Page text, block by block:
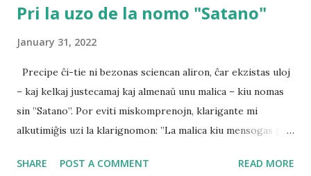
Pri la uzo de la nomo "Satano"
January 31, 2022
Precipe ĉi-tie ni bezonas sciencan aliron, ĉar ekzistas uloj
– kaj kelkaj justecamaj kaj almenaŭ unu malica – kiu nomas
sin ”Satano”. Por eviti miskomprenojn, klarigante mi
alkutimiĝis uzi la klarignomon: ”La malica kiu mensogas pri
diabloj (inklude la malica ”Satano”) La ne-scio ĉi-kampe
SHARE POST A COMMENT READ MORE